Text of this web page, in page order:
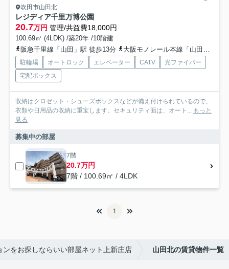
吹田市山田北
レジディア千里万博公園
20.7万円 管理/共益費18,000円
100.69㎡ (4LDK) /築20年 /10階建
阪急千里線「山田」駅 徒歩13分
大阪モノレール本線「山田」駅 徒歩11分
駐輪場 オートロック エレベーター CATV
光ファイバー
宅配ボックス
収納はクロゼット・シューズボックスなどが備え付けられているので、
衣類や日用品の収納に重宝します。セキュリティ面は、オート... もっと
見る
募集中の部屋
7階
20.7万円
7階 / 100.69㎡ / 4LDK
1
をお探しならいい部屋ネット上新庄店 山田北の賃貸物件一覧